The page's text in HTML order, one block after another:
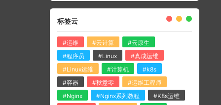
标签云
#运维 #云计算
#云原生
#程序员
#Linux
#真成运维
#Linux运维
#计算机
#k8s
#容器
#秋意零
#运维工程师
#Nginx
#Nginx系列教程
#K8s运维